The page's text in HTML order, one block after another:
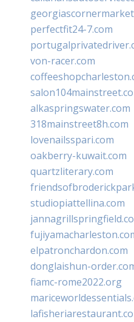
perfectfit24-7.com
von-racer.com
alkaspringswater.com
318mainstreet8h.com
lovenailsspari.com
oakberry-kuwait.com
quartzliterary.com
studiopiattellina.com
elpatronchardon.com
donglaishun-
fiamc-rome2022.org